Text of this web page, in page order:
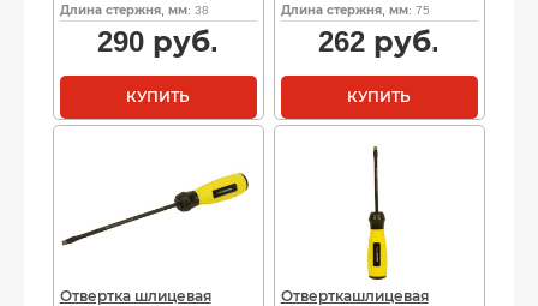
Длина стержня, мм: 38
290 руб.
КУПИТЬ
Длина стержня, мм: 75
262 руб.
КУПИТЬ
Отвертка шлицевая Отверткашлицевая